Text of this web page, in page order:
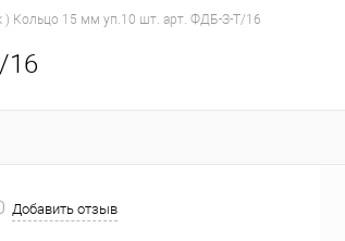
) Кольцо 15 мм уп.10 шт. арт. ФДБ-З-Т/16
16
Добавить отзыв